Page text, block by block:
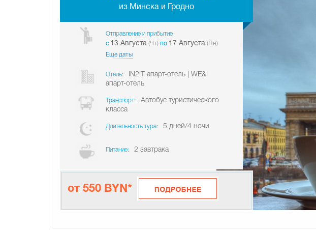
из Минска и Гродно
Отправление и прибытие
c 13 Августа (Чт) по 17 Августа (Пн)
Еще даты
Отель:
IN2IT апарт-отель | WE&I
апарт-отель
Транспорт:
Автобус туристического
класса
Длительность тура: 5 дней/4 ночи
Питание: 2 завтрака
от 550 BYN*